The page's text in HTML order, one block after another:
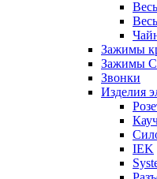
Зажимы
Зажимы
Звонки
Изделия
IEK